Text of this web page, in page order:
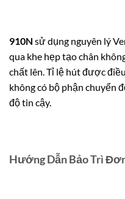
910N sử dụng nguyên lý
qua khe hẹp tạo chân
chất lên. Tỉ lệ hút được
không có bộ phận chuyển
độ tin cậy.
Hướng Dẫn Bảo Trì